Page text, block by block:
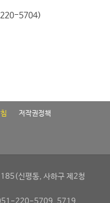
220-5704)
저작권정책
신평동, 사하구 제2청